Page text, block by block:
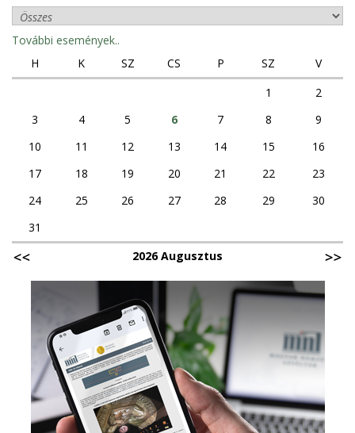
További események..
H
K SZ CS P SZ
V
1
2
3
4 5 6 7 8
9
10
11 12 13 14 15
16
17
18 19 20 21 22
23
24
25 26 27 28 29
30
31
2026 Augusztus